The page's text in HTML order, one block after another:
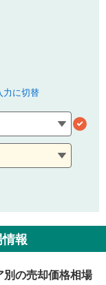
力に切替
報
の売却価格相場